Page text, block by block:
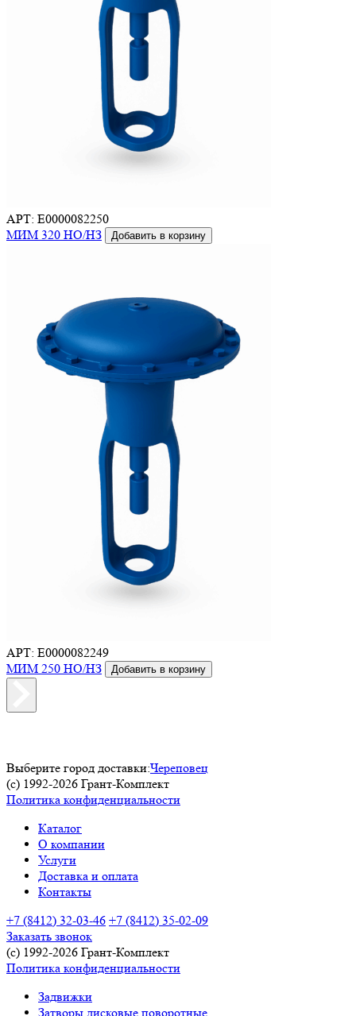
АРТ: E0000082250
МИМ 320 НО/НЗ
Добавить в корзину
АРТ: E0000082249
МИМ 250 НО/НЗ
Добавить в корзину
Выберите город доставки:Череповец
(c) 1992-2026 Грант-Комплект
Политика конфиденциальности
Каталог
О компании
Услуги
Доставка и оплата
Контакты
+7 (8412) 32-03-46 +7 (8412) 35-02-09
Заказать звонок
(c) 1992-2026 Грант-Комплект
Политика конфиденциальности
Задвижки
Затворы дисковые поворотные